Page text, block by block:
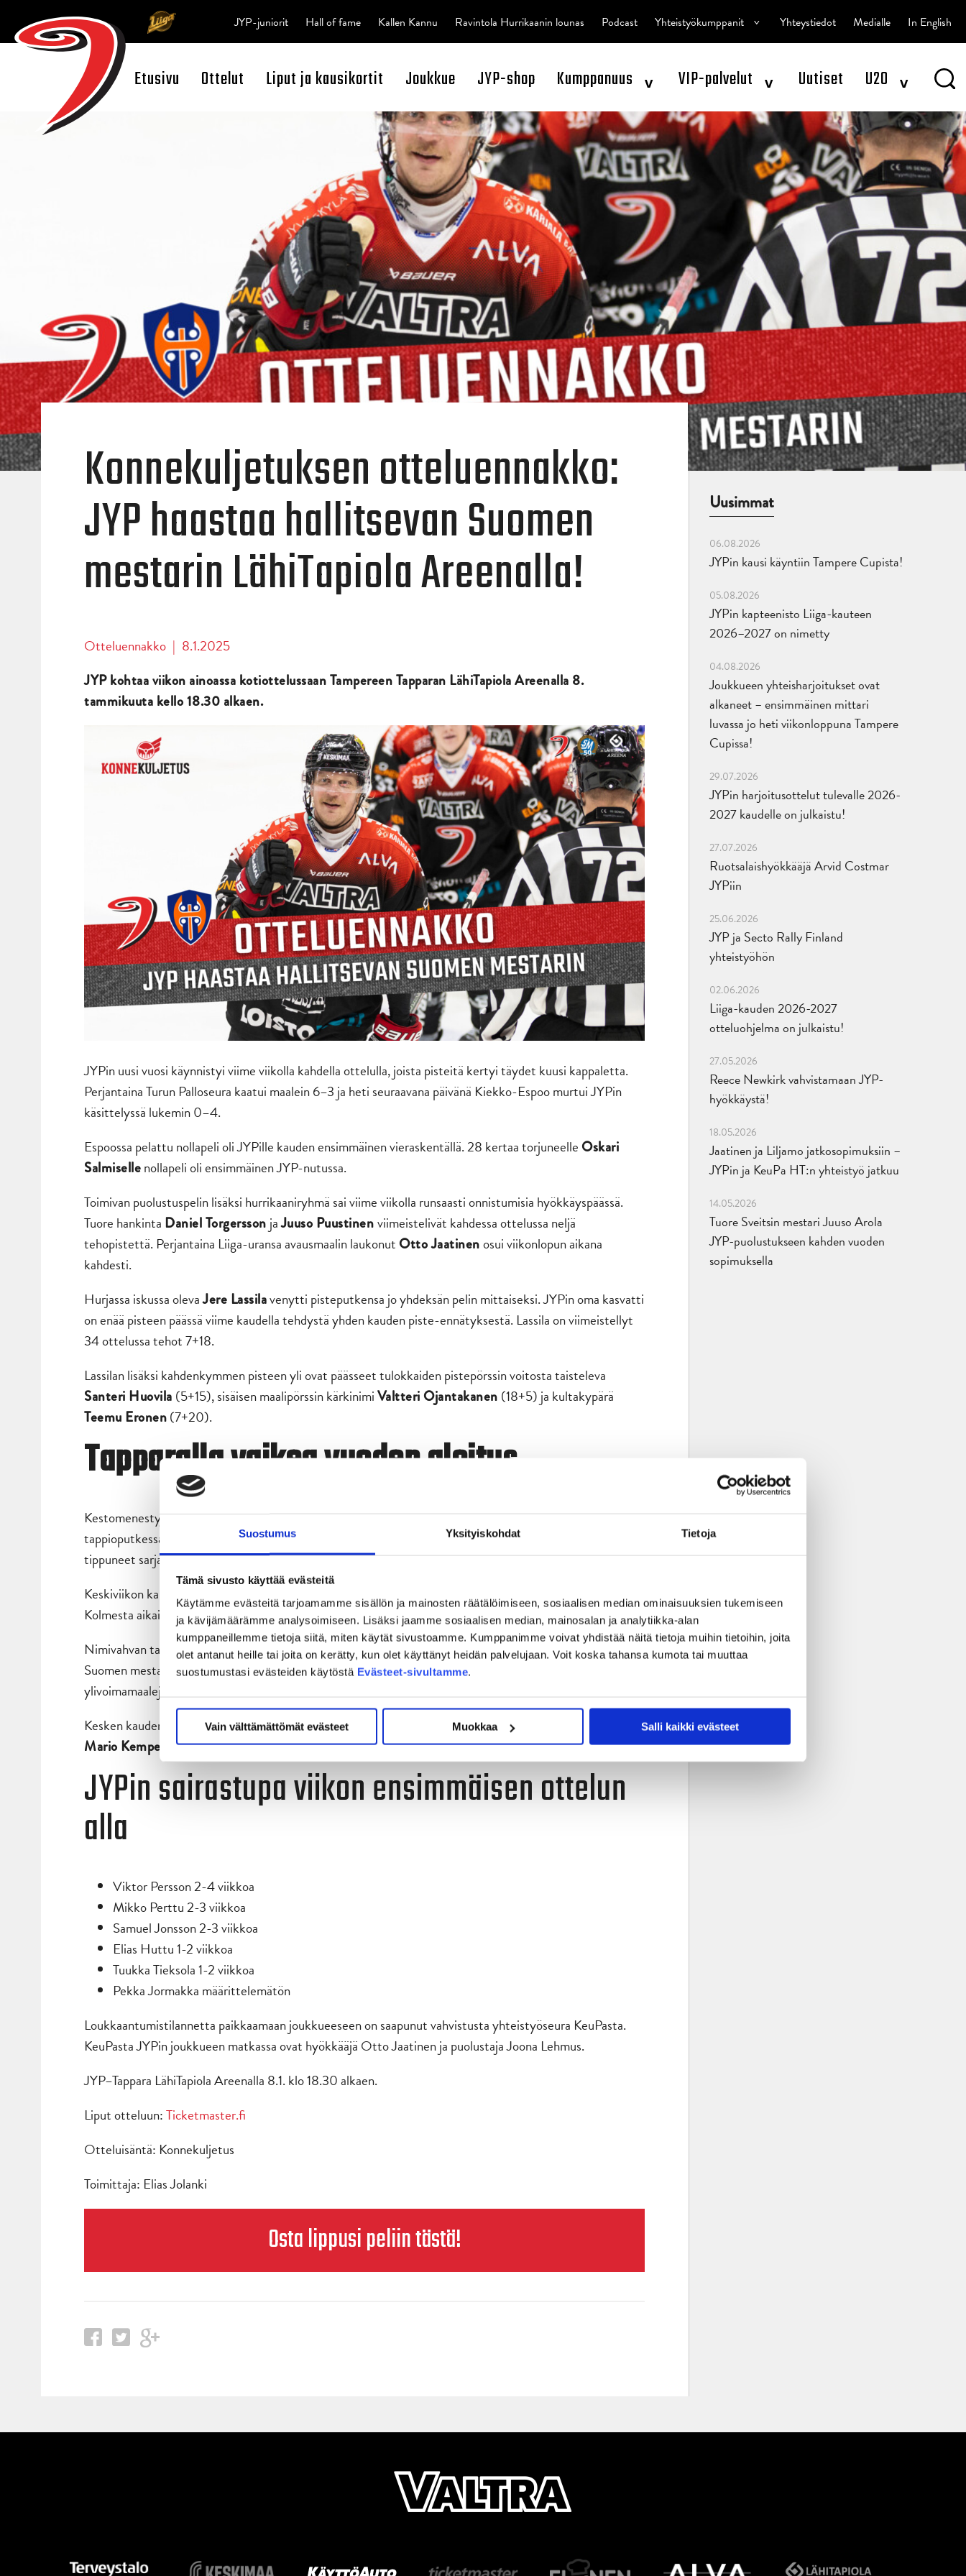
Suostumus Yksityiskohdat Tietoja
Tämä sivusto käyttää evästeitä
Käytämme evästeitä tarjoamamme sisällön ja mainosten räätälöimiseen, sosiaalisen median ominaisuuksien tukemiseen
ja kävijämäärämme analysoimiseen. Lisäksi jaamme sosiaalisen median, mainosalan ja analytiikka-alan
kumppaneillemme tietoja siitä, miten käytät sivustoamme. Kumppanimme voivat yhdistää näitä tietoja muihin tietoihin, joita
olet antanut heille tai joita on kerätty, kun olet käyttänyt heidän palvelujaan. Voit koska tahansa kumota tai muuttaa
suostumustasi evästeiden käytöstä Evästeet-sivultamme.
Vain välttämättömät evästeet Muokkaa Salli kaikki evästeet
Open Search
Etusivu Ottelut Liput ja kausikortit Joukkue JYP-shop Kumppanuus ^ VIP-palvelut ^ Uutiset U20 ^
JYP-juniorit Hall of fame Kallen Kannu Ravintola Hurrikaanin lounas Podcast Yhteistyökumppanit ^ Yhteystiedot Medialle In English
Konnekuljetuksen otteluennakko:
JYP haastaa hallitsevan Suomen
mestarin LähiTapiola Areenalla!
Otteluennakko | 8.1.2025
JYP kohtaa viikon ainoassa kotiottelussaan Tampereen Tapparan LähiTapiola Areenalla 8.
tammikuuta kello 18.30 alkaen.
JYPin uusi vuosi käynnistyi viime viikolla kahdella ottelulla, joista pisteitä kertyi täydet kuusi kappaletta.
Perjantaina Turun Palloseura kaatui maalein 6–3 ja heti seuraavana päivänä Kiekko-Espoo murtui JYPin
käsittelyssä lukemin 0–4.
Espoossa pelattu nollapeli oli JYPille kauden ensimmäinen vieraskentällä. 28 kertaa torjuneelleOskari
Salmisellenollapeli oli ensimmäinen JYP-nutussa.
Toimivan puolustuspelin lisäksi hurrikaaniryhmä sai viime viikolla runsaasti onnistumisia hyökkäyspäässä.
Tuore hankinta Daniel Torgersson jaJuuso Puustinenviimeistelivät kahdessa ottelussa neljä
tehopistettä. Perjantaina Liiga-uransa avausmaalin laukonutOtto Jaatinenosui viikonlopun aikana
kahdesti.
Hurjassa iskussa olevaJere Lassilavenytti pisteputkensa jo yhdeksän pelin mittaiseksi. JYPin oma kasvatti
on enää pisteen päässä viime kaudella tehdystä yhden kauden piste-ennätyksestä. Lassila on viimeistellyt
34 ottelussa tehot 7+18.
Lassilan lisäksi kahdenkymmen pisteen yli ovat päässeet tulokkaiden pistepörssin voitosta taisteleva
Santeri Huovila (5+15), sisäisen maalipörssin kärkinimiValtteri Ojantakanen (18+5) ja kultakypärä
Teemu Eronen(7+20).
Tapparalla vaikea vuoden aloitus
Kestomenestyjä Tampereen Tappara saapuu LähiTapiola Areenalle harvinaisessa neljän ottelun
tappioputkessa, jonka aikana maaliero sarjan heikoin (5–21). Vaisun jakson vuoksi kirvesrinnat ovat
tippuneet sarjataulukossa sijalle kuusi, mutta matkaa sarjakärki Ilvekseen on ainoastaan kolme pistettä.
Keskiviikon kamppailu on JYPin ja Tapparan viimeinen keskinäinen ottelu tämän kauden runkosarjassa.
Kolmesta aikaisemmasta kohtaamisesta hallitseva Suomen mestari on napannut täydet yhdeksän pistettä.
Nimivahvan tampereleisjoukkueen pistekärkenä häärii 34 (11+23) tehopistettä nakutellut kolminkertainen
Suomen mestari
Kristian Tanus. Taitava leftin hyökkääjä on viimeistellyt tällä kaudella eniten
ylivoimamaaleja (yhdeksän) Liigassa.
Kesken kauden Tappara on vahvistanut joukkuettaan muun muassa NHL:ssäkin pelanneilla hyökkääjillä
Mario Kempellä jaJohn Quennevillelläsekä puolustajaAndrej Sustrilla.
JYPin sairastupa viikon ensimmäisen ottelun
alla
Viktor Persson 2-4 viikkoa
Mikko Perttu 2-3 viikkoa
Samuel Jonsson 2-3 viikkoa
Elias Huttu 1-2 viikkoa
Tuukka Tieksola 1-2 viikkoa
Pekka Jormakka määrittelemätön
Loukkaantumistilannetta paikkaamaan joukkueeseen on saapunut vahvistusta yhteistyöseura KeuPasta.
KeuPasta JYPin joukkueen matkassa ovat hyökkääjä Otto Jaatinen ja puolustaja Joona Lehmus.
JYP–Tappara LähiTapiola Areenalla 8.1. klo 18.30 alkaen.
Liput otteluun:Ticketmaster.fi
Otteluisäntä: Konnekuljetus
Toimittaja: Elias Jolanki
Osta lippusi peliin tästä!
Uusimmat
06.08.2026
JYPin kausi käyntiin Tampere Cupista!
05.08.2026
JYPin kapteenisto Liiga-kauteen
2026–2027 on nimetty
04.08.2026
Joukkueen yhteisharjoitukset ovat
alkaneet – ensimmäinen mittari
luvassa jo heti viikonloppuna Tampere
Cupissa!
29.07.2026
JYPin harjoitusottelut tulevalle 2026-
2027 kaudelle on julkaistu!
27.07.2026
Ruotsalaishyökkääjä Arvid Costmar
JYPiin
25.06.2026
JYP ja Secto Rally Finland
yhteistyöhön
02.06.2026
Liiga-kauden 2026-2027
otteluohjelma on julkaistu!
27.05.2026
Reece Newkirk vahvistamaan JYP-
hyökkäystä!
18.05.2026
Jaatinen ja Liljamo jatkosopimuksiin –
JYPin ja KeuPa HT:n yhteistyö jatkuu
14.05.2026
Tuore Sveitsin mestari Juuso Arola
JYP-puolustukseen kahden vuoden
sopimuksella